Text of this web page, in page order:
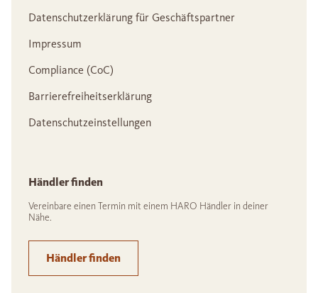
Datenschutzerklärung für Geschäftspartner
Impressum
Compliance (CoC)
Barrierefreiheitserklärung
Datenschutzeinstellungen
Händler finden
Vereinbare einen Termin mit einem HARO Händler in deiner
Nähe.
Händler finden